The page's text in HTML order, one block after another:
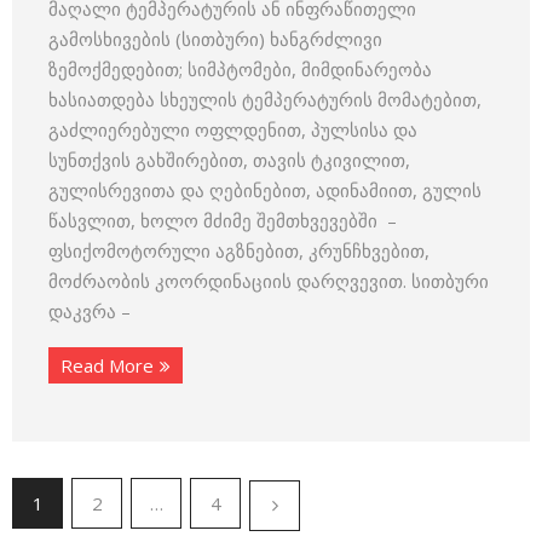
მაღალი ტემპერატურის ან ინფრაწითელი
გამოსხივების (სითბური) ხანგრძლივი
ზემოქმედებით; სიმპტომები, მიმდინარეობა
ხასიათდება სხეულის ტემპერატურის მომატებით,
გაძლიერებული ოფლდენით, პულსისა და
სუნთქვის გახშირებით, თავის ტკივილით,
გულისრევითა და ღებინებით, ადინამიით, გულის
წასვლით, ხოლო მძიმე შემთხვევებში –
ფსიქომოტორული აგზნებით, კრუნჩხვებით,
მოძრაობის კოორდინაციის დარღვევით. სითბური
დაკვრა –
Read More
1 2 … 4